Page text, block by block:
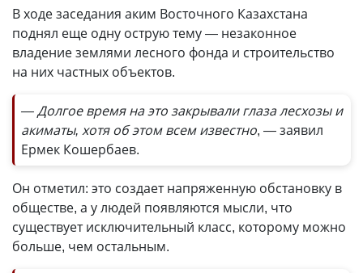
В ходе заседания аким Восточного Казахстана
поднял еще одну острую тему — незаконное
владение землями лесного фонда и строительство
на них частных объектов.
— Долгое время на это закрывали глаза лесхозы и
акиматы, хотя об этом всем известно, — заявил
Ермек Кошербаев.
Он отметил: это создает напряженную обстановку в
обществе, а у людей появляются мысли, что
существует исключительный класс, которому можно
больше, чем остальным.